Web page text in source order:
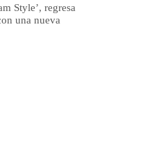
Style’, regresa
una nueva